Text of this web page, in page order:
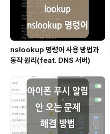
nslookup 명령어 사용 방법과
동작 원리(feat. DNS 서버)